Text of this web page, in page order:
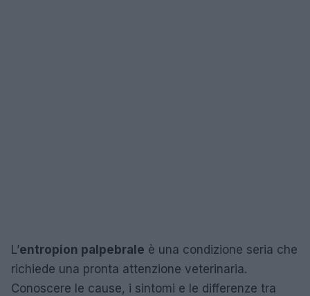
L’entropion palpebrale è una condizione seria che
richiede una pronta attenzione veterinaria.
Conoscere le cause, i sintomi e le differenze tra